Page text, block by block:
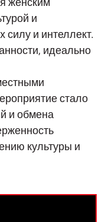
и
силу и интеллект.
идеально
стало
и обмена
культуры и